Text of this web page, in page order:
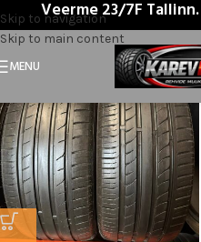
Skip to navigation
Skip to main content
Veerme 23/7F Tallinn.
MENU
Home/ Product Tootja/Goodride